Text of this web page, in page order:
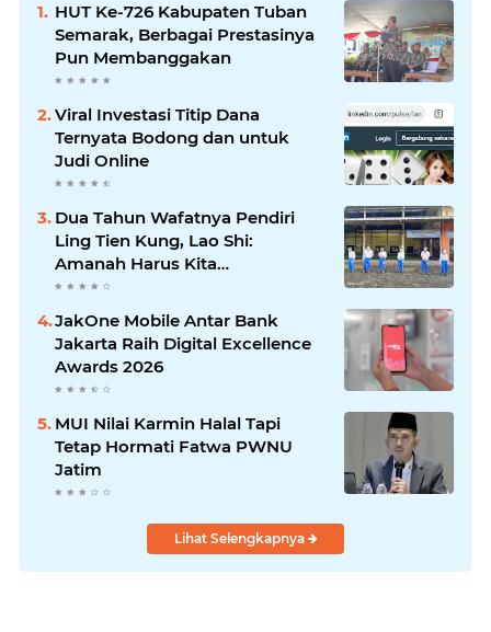
HUT Ke-726 Kabupaten Tuban
Semarak, Berbagai Prestasinya
Pun Membanggakan
Viral Investasi Titip Dana
Ternyata Bodong dan untuk
Judi Online
Dua Tahun Wafatnya Pendiri
Ling Tien Kung, Lao Shi:
Amanah Harus Kita
Laksanakan!
JakOne Mobile Antar Bank
Jakarta Raih Digital Excellence
Awards 2026
MUI Nilai Karmin Halal Tapi
Tetap Hormati Fatwa PWNU
Jatim
Lihat Selengkapnya